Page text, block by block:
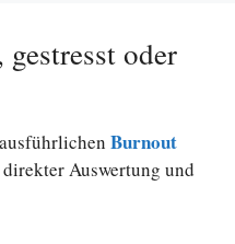
oder
Burnout
Auswertung und